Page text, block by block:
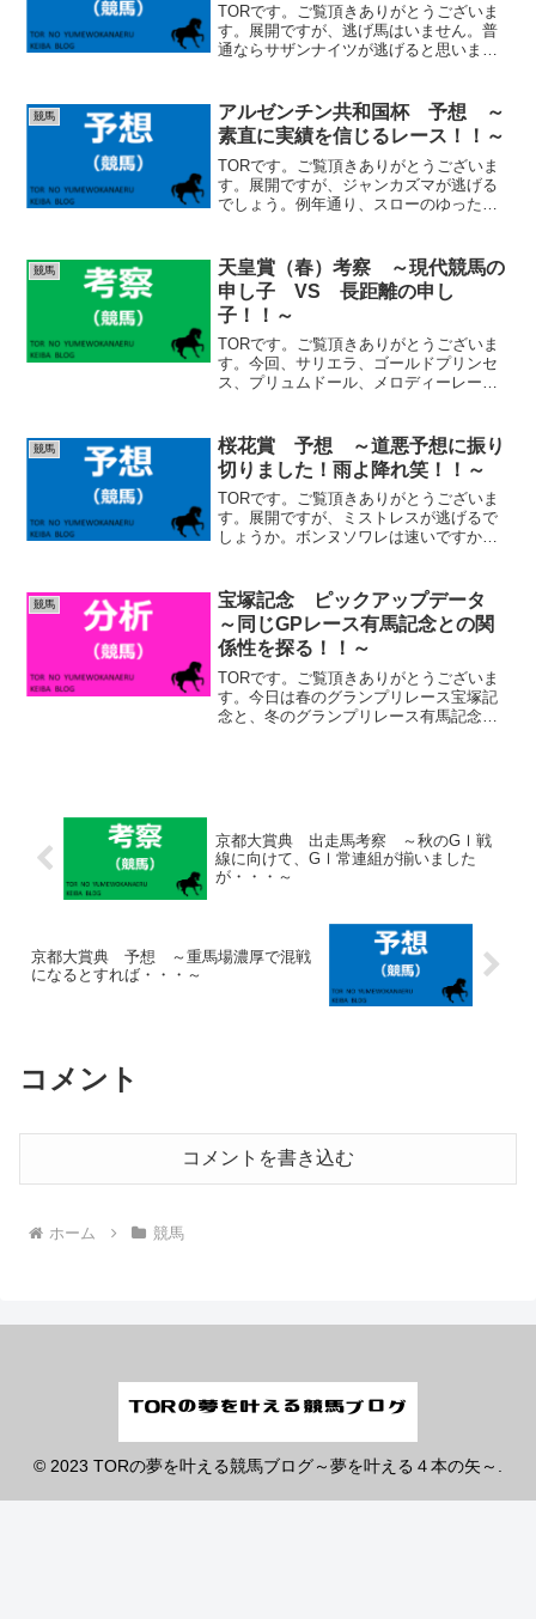
TORです。ご覧頂きありがとうございま
す。展開ですが、逃げ馬はいません。普
通ならサザンナイツが逃げると思います
りは逃げたら怖いですね。ボッケリー
ニ、マイネルウィルトス、...
競馬
アルゼンチン共和国杯 予想 ～
素直に実績を信じるレース！！～
TORです。ご覧頂きありがとうございま
す。展開ですが、ジャンカズマが逃げる
でしょう。例年通り、スローのゆったり
し、どちらにしても極端な位置ではな
く、中団前後につけると思い...
競馬
天皇賞（春）考察 ～現代競馬の
申し子 VS 長距離の申し
子！！～
TORです。ご覧頂きありがとうございま
す。今回、サリエラ、ゴールドプリンセ
ス、プリュムドール、メロディーレーン
覇というのは、1953年の１度きりのよう
です。そこまで昔に...
競馬
桜花賞 予想 ～道悪予想に振り
切りました！雨よ降れ笑！！～
TORです。ご覧頂きありがとうございま
す。展開ですが、ミストレスが逃げるで
しょうか。ボンヌソワレは速いですか
したし、先行してくるでしょう。エンブ
ロイダリーはスタート次第...
競馬
宝塚記念 ピックアップデータ
～同じGPレース有馬記念との関
係性を探る！！～
TORです。ご覧頂きありがとうございま
す。今日は春のグランプリレース宝塚記
念と、冬のグランプリレース有馬記念の
京都大賞典 出走馬考察 ～秋のGⅠ戦
線に向けて、GⅠ常連組が揃いました
が・・・～
京都大賞典 予想 ～重馬場濃厚で混戦
になるとすれば・・・～
コメント
コメントを書き込む
ホーム 競馬
© 2023 TORの夢を叶える競馬ブログ～夢を叶える４本の矢～.